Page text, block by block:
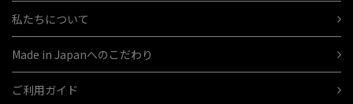
私たちについて
Made in Japanへのこだわり
ご利用ガイド